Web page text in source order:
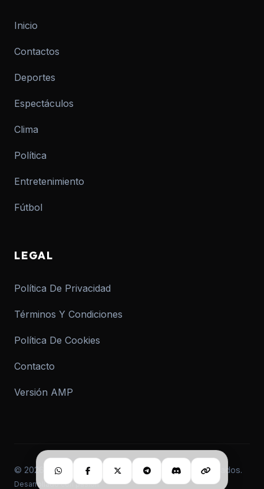
Inicio
Contactos
Deportes
Espectáculos
Clima
Política
Entretenimiento
Fútbol
LEGAL
Política De Privacidad
Términos Y Condiciones
Política De Cookies
Contacto
Versión AMP
© 2026 informar.com.ar. Todos los derechos reservados.
Desarrollado con pasión